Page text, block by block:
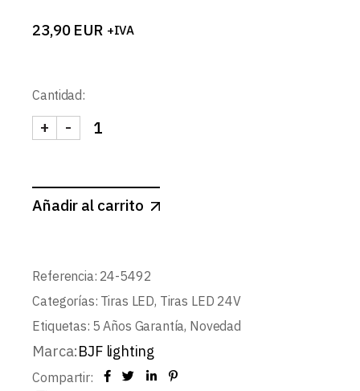
23,90 EUR +IVA
Cantidad:
TIRA 24V PRO 12W/m 120LED/m SMD2835
-
+
Añadir al carrito
Referencia: 24-5492
Categorías: Tiras LED, Tiras LED 24V
Etiquetas: 5 Años Garantía, Novedad
Marca:BJF lighting
Compartir: